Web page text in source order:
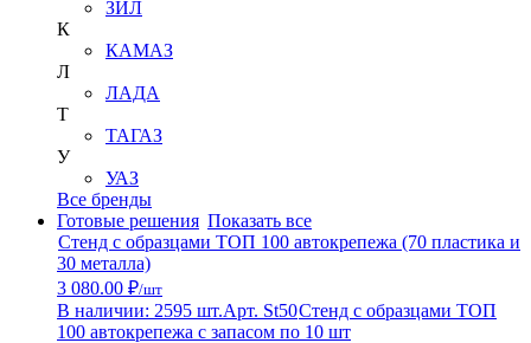
ЗИЛ
К
КАМАЗ
Л
ЛАДА
Т
ТАГАЗ
У
УАЗ
Все бренды
Готовые решения Показать все
Стенд с образцами ТОП 100 автокрепежа (70 пластика и
30 металла)
3 080.00 ₽/шт
В наличии: 2595 шт.Арт. St50Стенд с образцами ТОП
100 автокрепежа с запасом по 10 шт